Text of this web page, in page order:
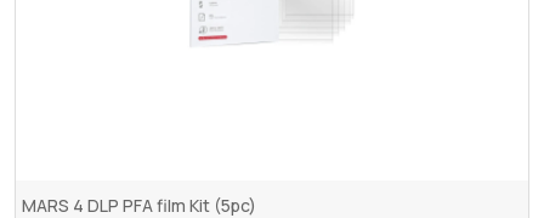
MARS 4 DLP PFA film Kit (5pc)